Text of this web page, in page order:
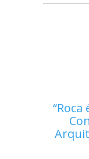
Roca